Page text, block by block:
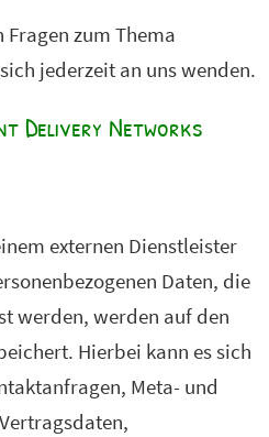
zum Thema
jederzeit an uns wenden.
Delivery Networks
externen Dienstleister
Daten, die
werden, werden auf den
Hierbei kann es sich
Meta- und